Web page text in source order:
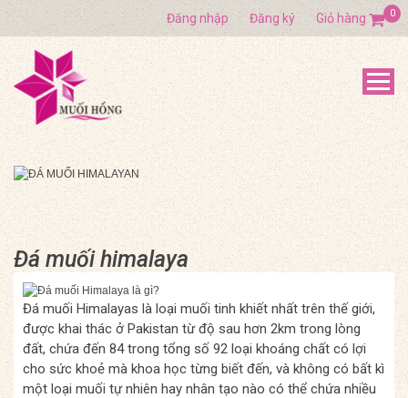
Đăng nhập Đăng ký Giỏ hàng 0
Đá muối himalaya
Đá muối Himalayas là loại muối tinh khiết nhất trên thế giới,
được khai thác ở Pakistan từ độ sau hơn 2km trong lòng
đất, chứa đến 84 trong tổng số 92 loại khoáng chất có lợi
cho sức khoẻ mà khoa học từng biết đến, và không có bất kì
một loại muối tự nhiên hay nhân tạo nào có thể chứa nhiều